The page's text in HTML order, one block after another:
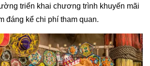
triển khai chương trình khuyến mãi
đáng kể chi phí tham quan.